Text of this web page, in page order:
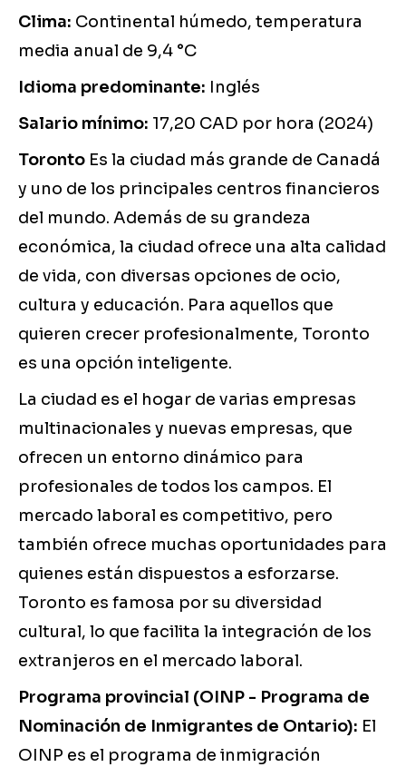
Clima: Continental húmedo, temperatura
media anual de 9,4 °C
Idioma predominante: Inglés
Salario mínimo: 17,20 CAD por hora (2024)
Toronto Es la ciudad más grande de Canadá
y uno de los principales centros financieros
del mundo. Además de su grandeza
económica, la ciudad ofrece una alta calidad
de vida, con diversas opciones de ocio,
cultura y educación. Para aquellos que
quieren crecer profesionalmente, Toronto
es una opción inteligente.
La ciudad es el hogar de varias empresas
multinacionales y nuevas empresas, que
ofrecen un entorno dinámico para
profesionales de todos los campos. El
mercado laboral es competitivo, pero
también ofrece muchas oportunidades para
quienes están dispuestos a esforzarse.
Toronto es famosa por su diversidad
cultural, lo que facilita la integración de los
extranjeros en el mercado laboral.
Programa provincial (OINP - Programa de
Nominación de Inmigrantes de Ontario): El
OINP es el programa de inmigración